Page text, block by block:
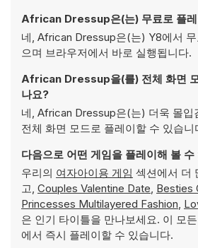
African Dressup은(는) 무료로 플레
네, African Dressup은(는) Y8에서
으며 브라우저에서 바로 실행됩니다.
African Dressup을(를) 전체 화면
나요?
네, African Dressup은(는) 더욱 몰입
전체 화면 모드로 플레이할 수 있습니
다음으로 어떤 게임을 플레이해 볼 수
우리의 여자아이용 게임 섹션에서 더
고, Couples Valentine Date, Besties
Princesses Multilayered Fashion,
은 인기 타이틀을 만나보세요. 이 모
에서 즉시 플레이할 수 있습니다.